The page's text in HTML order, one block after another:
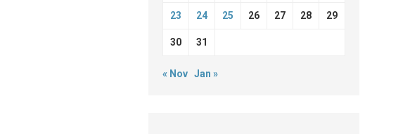
23 24 25 26 27 28 29
30 31
« Nov Jan »